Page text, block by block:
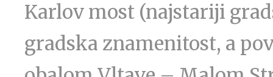
Karlov most (najstariji
gradska znamenitost, a